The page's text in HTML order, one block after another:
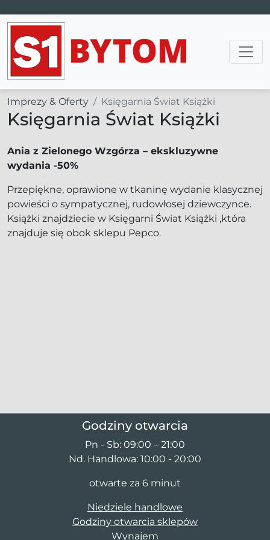
Main Navigation
Imprezy & Oferty Księgarnia Świat Książki
Księgarnia Świat Książki
Ania z Zielonego Wzgórza – ekskluzywne
wydania -50%
Przepiękne, oprawione w tkaninę wydanie klasycznej
powieści o sympatycznej, rudowłosej dziewczynce.
Książki znajdziecie w Księgarni Świat Książki ,która
znajduje się obok sklepu Pepco.
Godziny otwarcia
Pn - Sb: 09:00 – 21:00
Nd. Handlowa: 10:00 - 20:00
otwarte za 6 minut
Niedziele handlowe
Godziny otwarcia sklepów
Wynajem